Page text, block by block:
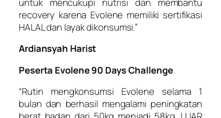
recovery karena Evolene memiliki sertifikasi
HALAL dan layak dikonsumsi.”
Ardiansyah Harist
Peserta Evolene 90 Days Challenge
“Rutin mengkonsumsi Evolene selama 1
bulan dan berhasil mengalami peningkatan